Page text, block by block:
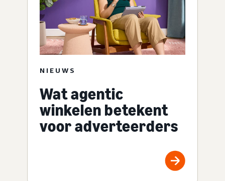
NIEUWS
Wat agentic
winkelen betekent
voor adverteerders